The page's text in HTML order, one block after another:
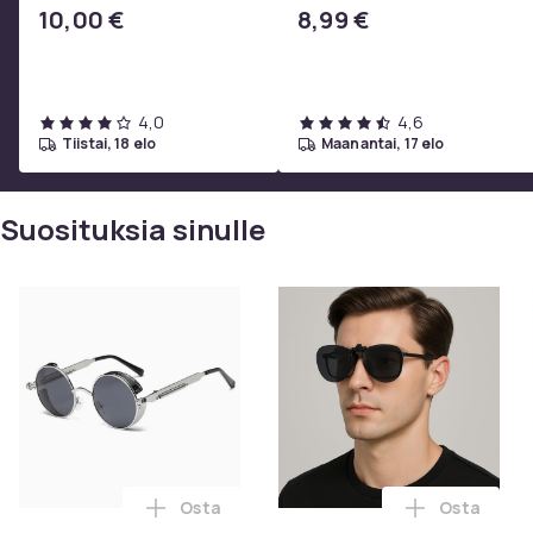
10,00 €
4,0
tiistai, 18 elo
SoundLink Black
8,99 €
4,6
maanantai, 17 elo
Suosituksia sinulle
Lisää Steampunk Retro Aurinkolasit
Osta Lisää
Osta